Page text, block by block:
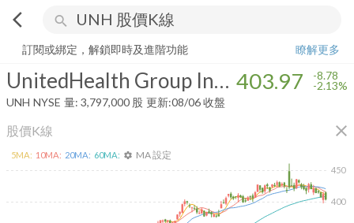
arrow_back_ios search
UnitedHealth Group Incorporated
訂閱或綁定，解鎖即時及進階功能
瞭解更多
UnitedHealth Group Incorporated 403.97 -8.78
-2.13%
UNH NYSE 量: 3,797,000 股 更新:08/06 收盤
股價K線 close
400
450
5MA: 10MA: 20MA: 60MA: settings MA 設定